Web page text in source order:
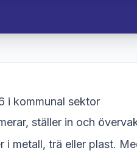
i kommunal sektor
ställer in och
i metall, trä eller plast.